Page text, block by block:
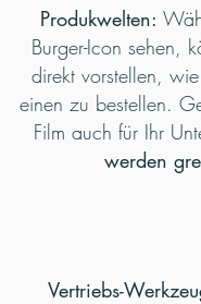
Produkwelten:
Burger-Icon sehen,
direkt vorstellen,
einen zu bestellen.
Film auch für Ihr
werden
Vertriebs-